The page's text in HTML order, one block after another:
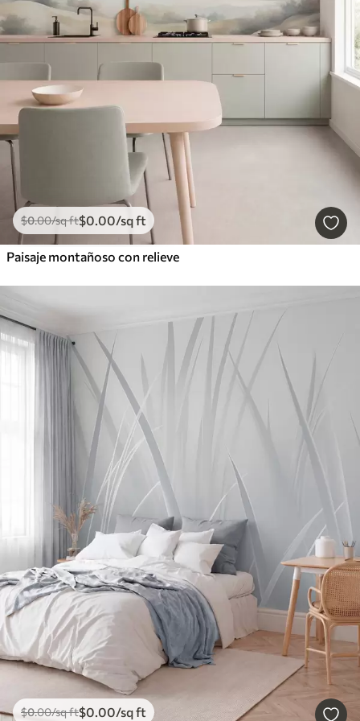
$0.00/sq ft$0 .00/sq ft
Paisaje montañoso con relieve
$0.00/sq ft$0 .00/sq ft